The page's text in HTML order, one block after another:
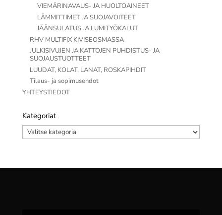
VIEMÄRINAVAUS- JA HUOLTOAINEET
LÄMMITTIMET JA SUOJAVOITEET
JÄÄNSULATUS JA LUMITYÖKALUT
RHV MULTIFIX KIVISEOSMASSA
JULKISIVUJEN JA KATTOJEN PUHDISTUS- JA
SUOJAUSTUOTTEET
LUUDAT, KOLAT, LANAT, ROSKAPIHDIT
Tilaus- ja sopimusehdot
YHTEYSTIEDOT
Kategoriat
Kategoriat